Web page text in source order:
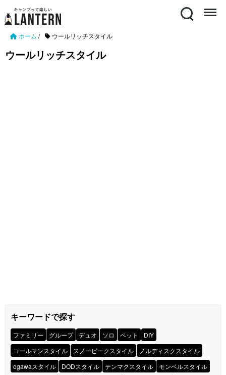
Search Menu
ホーム / ウールリッチスタイル
ウールリッチスタイル
キーワードで探す
ファミリー グループ デュオ ソロ ペット
DIY
コールマンスタイル
スノーピークスタイル
ノルディスクスタイル
ogawaスタイル
DODスタイル テンマクスタイル
モンベルスタイル